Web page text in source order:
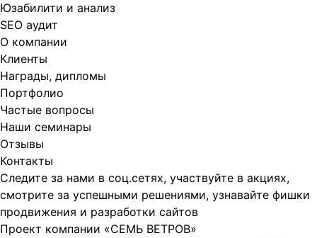
Юзабилити и анализ
SEO аудит
О компании
Клиенты
Награды, дипломы
Портфолио
Частые вопросы
Наши семинары
Отзывы
Контакты
Следите за нами в соц.сетях, участвуйте в акциях,
смотрите за успешными решениями, узнавайте фишки
продвижения и разработки сайтов
Проект компании «СЕМЬ ВЕТРОВ»